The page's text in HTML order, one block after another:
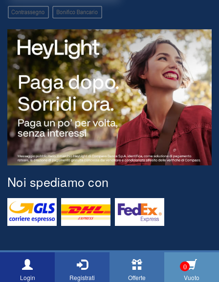
Noi spediamo con
© 2026 Tognini Pesca Via Montegrappa, 71 54037 Marina di Massa
[MS] ITALY P.Iva 00517150454 Email: info@cacciaepescatognini.it
Login Registrati Offerte
0
Vuoto